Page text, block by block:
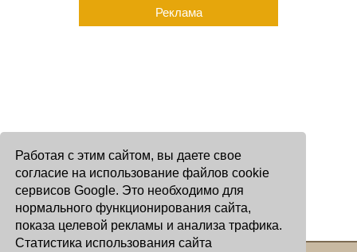
Работая с этим сайтом, вы даете свое
согласие на использование файлов cookie
сервисов Google. Это необходимо для
нормального функционирования сайта,
показа целевой рекламы и анализа трафика.
Статистика использования сайта
Реклама